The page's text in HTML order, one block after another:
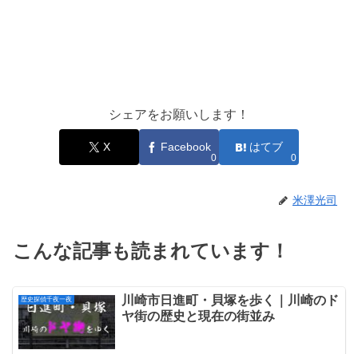
シェアをお願いします！
X Facebook
0
はてブ
0
米澤光司
こんな記事も読まれています！
歴史探偵千夜一夜
川崎市日進町・貝塚を歩く｜川崎のド
ヤ街の歴史と現在の街並み